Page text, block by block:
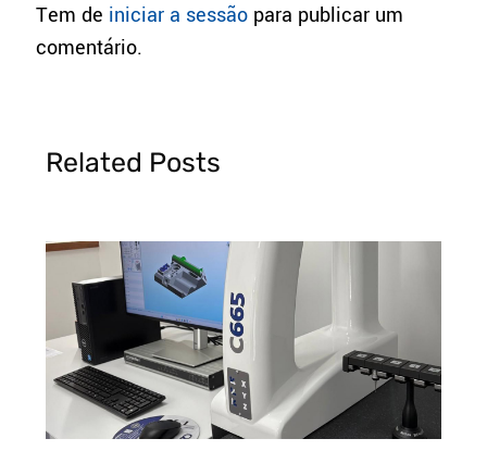
Tem de iniciar a sessão para publicar um
comentário.
Related Posts